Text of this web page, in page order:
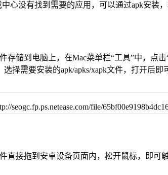
心没有找到需要的应用，可以通过apk安装
存储到电脑上，在Mac菜单栏“工具”中，点
择需要安装的apk/apks/xapk文件，打开后即
直接拖到安卓设备页面内，松开鼠标，即可